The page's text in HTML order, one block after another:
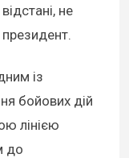
не
із
бойових дій
лінією
до